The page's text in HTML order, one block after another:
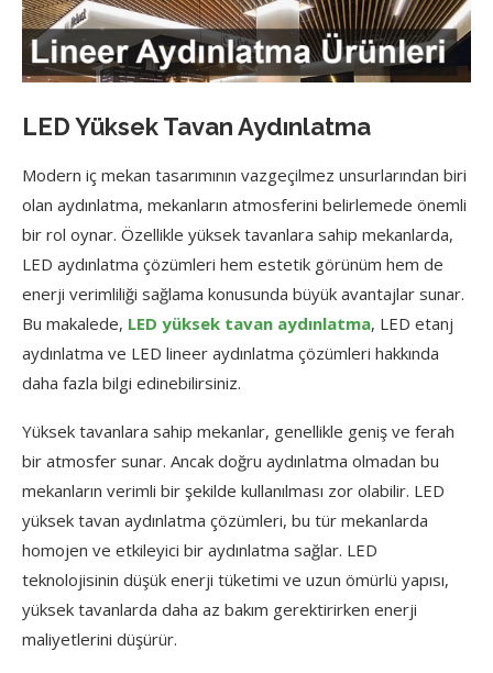
LED Yüksek Tavan Aydınlatma
Modern iç mekan tasarımının vazgeçilmez unsurlarından biri
olan aydınlatma, mekanların atmosferini belirlemede önemli
bir rol oynar. Özellikle yüksek tavanlara sahip mekanlarda,
LED aydınlatma çözümleri hem estetik görünüm hem de
enerji verimliliği sağlama konusunda büyük avantajlar sunar.
Bu makalede, LED yüksek tavan aydınlatma, LED etanj
aydınlatma ve LED lineer aydınlatma çözümleri hakkında
daha fazla bilgi edinebilirsiniz.
Yüksek tavanlara sahip mekanlar, genellikle geniş ve ferah
bir atmosfer sunar. Ancak doğru aydınlatma olmadan bu
mekanların verimli bir şekilde kullanılması zor olabilir. LED
yüksek tavan aydınlatma çözümleri, bu tür mekanlarda
homojen ve etkileyici bir aydınlatma sağlar. LED
teknolojisinin düşük enerji tüketimi ve uzun ömürlü yapısı,
yüksek tavanlarda daha az bakım gerektirirken enerji
maliyetlerini düşürür.